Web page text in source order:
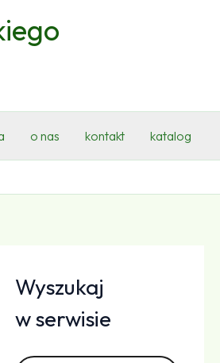
o nas kontakt katalog
Wyszukaj
w serwisie